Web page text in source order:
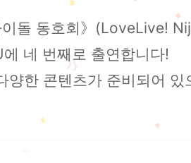
돌 동호회》(LoveLive!
네 번째로 출연합니다!
한 콘텐츠가 준비되어